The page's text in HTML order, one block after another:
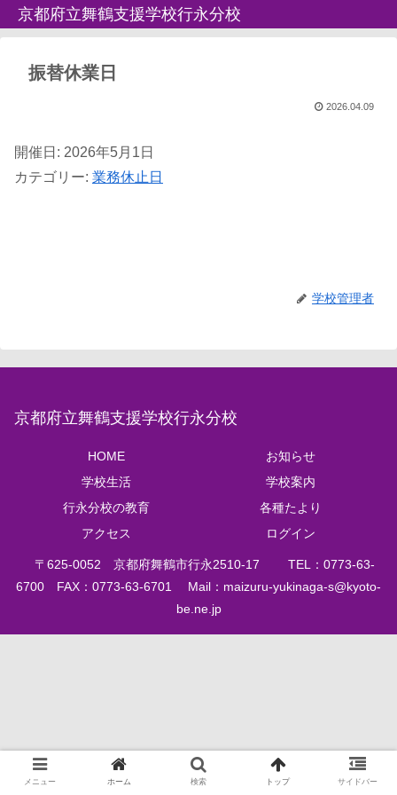
京都府立舞鶴支援学校行永分校
振替休業日
2026.04.09
開催日: 2026年5月1日
カテゴリー: 業務休止日
学校管理者
京都府立舞鶴支援学校行永分校
HOME
お知らせ
学校生活
学校案内
行永分校の教育
各種たより
アクセス
ログイン
〒625‐0052 京都府舞鶴市行永2510‐17 TEL：0773‐63‐
6700 FAX：0773-63-6701 Mail： maizuru-yukinaga-s@kyoto-
be.ne.jp
メニュー ホーム 検索 トップ サイドバー